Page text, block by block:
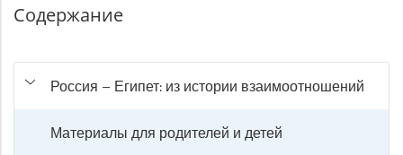
Содержание
Россия – Египет: из истории взаимоотношений
Материалы для родителей и детей